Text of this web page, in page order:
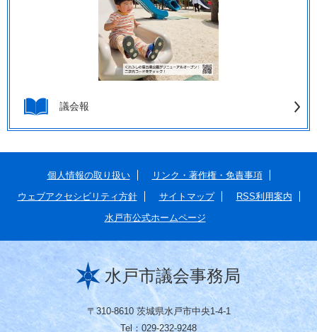
議会報
個人情報の取り扱い
リンク・著作権・免責事項
ウェブアクセシビリティ方針
サイトマップ
RSS利用案内
水戸市公式ホームページ
水戸市議会事務局
〒310-8610 茨城県水戸市中央1-4-1
Tel：029-232-9248